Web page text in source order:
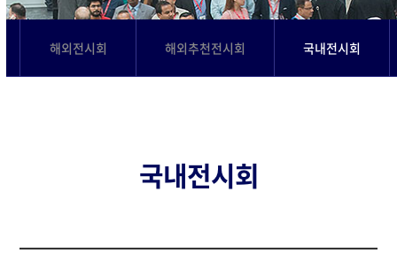
해외전시회 해외추천전시회 국내전시회
국내전시회